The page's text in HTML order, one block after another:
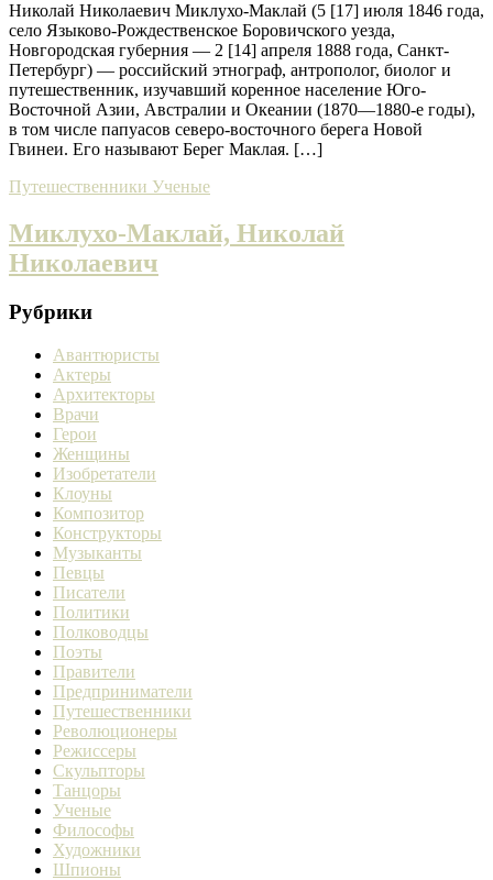
Николай Николаевич Миклухо-Маклай (5 [17] июля 1846 года,
село Языково-Рождественское Боровичского уезда,
Новгородская губерния — 2 [14] апреля 1888 года, Санкт-
Петербург) — российский этнограф, антрополог, биолог и
путешественник, изучавший коренное население Юго-
Восточной Азии, Австралии и Океании (1870—1880-е годы),
в том числе папуасов северо-восточного берега Новой
Гвинеи. Его называют Берег Маклая. […]
Путешественники Ученые
Миклухо-Маклай, Николай
Николаевич
Рубрики
Авантюристы
Актеры
Архитекторы
Врачи
Герои
Женщины
Изобретатели
Клоуны
Композитор
Конструкторы
Музыканты
Певцы
Писатели
Политики
Полководцы
Поэты
Правители
Предприниматели
Путешественники
Революционеры
Режиссеры
Скульпторы
Танцоры
Ученые
Философы
Художники
Шпионы